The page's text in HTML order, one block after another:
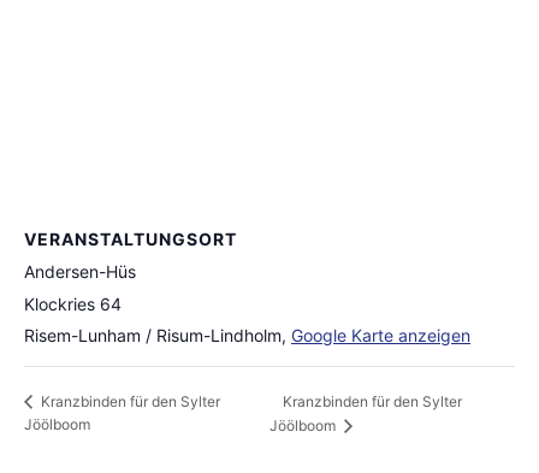
VERANSTALTUNGSORT
Andersen-Hüs
Klockries 64
Risem-Lunham / Risum-Lindholm, Google Karte anzeigen
Kranzbinden für den Sylter
Jöölboom
Kranzbinden für den Sylter
Jöölboom